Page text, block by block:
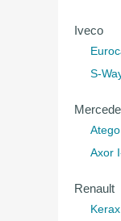
Iveco
S-
Axor
Renault